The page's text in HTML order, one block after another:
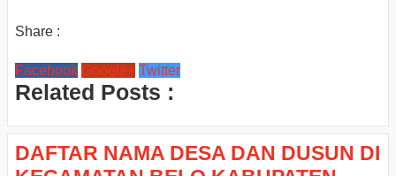
Share :
Facebook Google+ Twitter
Related Posts :
DAFTAR NAMA DESA DAN DUSUN DI